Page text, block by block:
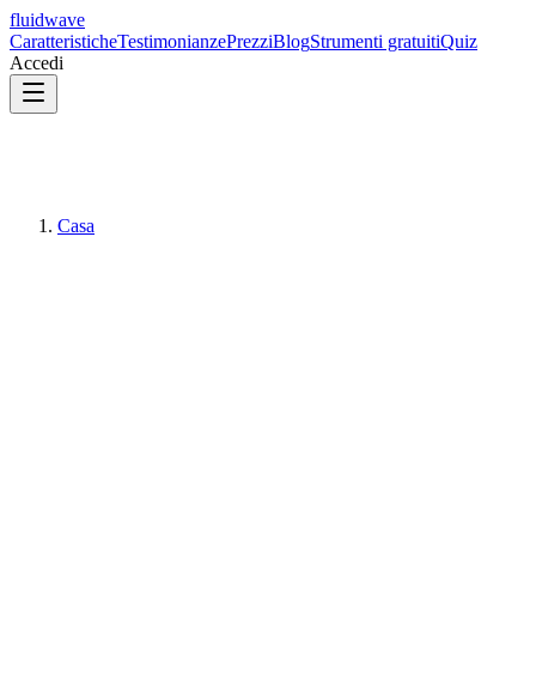
fluidwave
CaratteristicheTestimonianzePrezziBlogStrumenti gratuitiQuiz
Accedi
Casa